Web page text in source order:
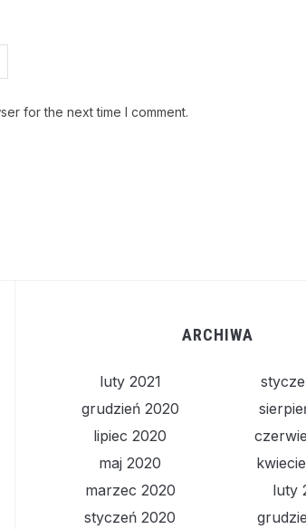
for the next time I comment.
ARCHIWA
luty 2021
grudzień 2020
lipiec 2020
maj 2020
marzec 2020
luty
styczeń 2020